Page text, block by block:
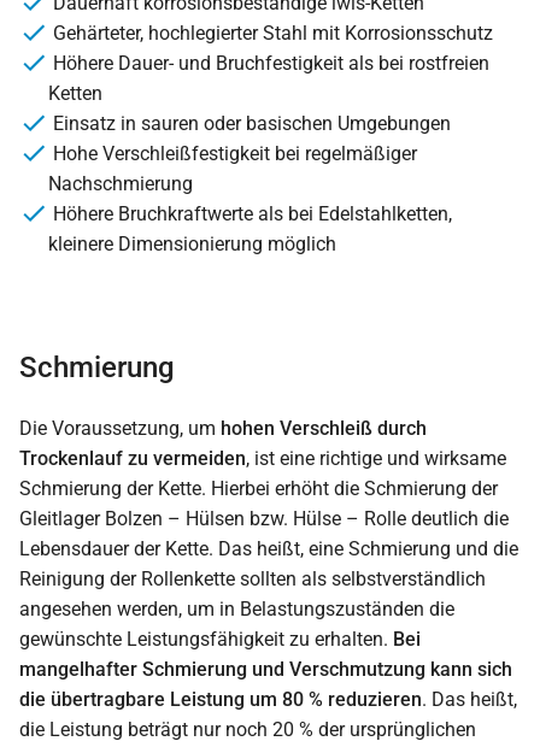
Gehärteter, hochlegierter Stahl mit Korrosionsschutz
Höhere Dauer- und Bruchfestigkeit als bei rostfreien
Ketten
Einsatz in sauren oder basischen Umgebungen
Hohe Verschleißfestigkeit bei regelmäßiger
Nachschmierung
Höhere Bruchkraftwerte als bei Edelstahlketten,
kleinere Dimensionierung möglich
Schmierung
Die Voraussetzung, um hohen Verschleiß durch
Trockenlauf zu vermeiden, ist eine richtige und wirksame
Schmierung der Kette. Hierbei erhöht die Schmierung der
Gleitlager Bolzen – Hülsen bzw. Hülse – Rolle deutlich die
Lebensdauer der Kette. Das heißt, eine Schmierung und die
Reinigung der Rollenkette sollten als selbstverständlich
angesehen werden, um in Belastungszuständen die
gewünschte Leistungsfähigkeit zu erhalten. Bei
mangelhafter Schmierung und Verschmutzung kann sich
die übertragbare Leistung um 80 % reduzieren. Das heißt,
die Leistung beträgt nur noch 20 % der ursprünglichen